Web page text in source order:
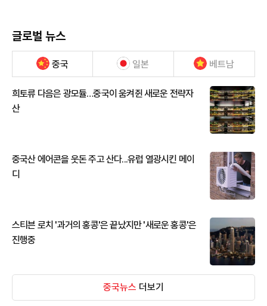
글로벌 뉴스
중국 일본 베트남
희토류 다음은 광모듈…중국이 움켜쥔 새로운 전략자
산
중국산 에어콘을 웃돈 주고 산다...유럽 열광시킨 메이
디
스티븐 로치 '과거의 홍콩'은 끝났지만 '새로운 홍콩'은
진행중
중국뉴스 더보기